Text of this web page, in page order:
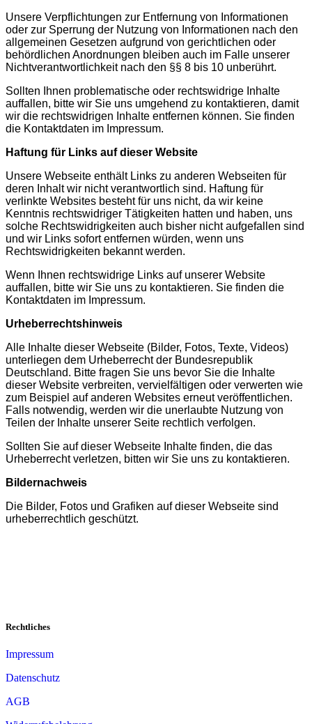
Unsere Verpflichtungen zur Entfernung von Informationen
oder zur Sperrung der Nutzung von Informationen nach den
allgemeinen Gesetzen aufgrund von gerichtlichen oder
behördlichen Anordnungen bleiben auch im Falle unserer
Nichtverantwortlichkeit nach den §§ 8 bis 10 unberührt.
Sollten Ihnen problematische oder rechtswidrige Inhalte
auffallen, bitte wir Sie uns umgehend zu kontaktieren, damit
wir die rechtswidrigen Inhalte entfernen können. Sie finden
die Kontaktdaten im Impressum.
Haftung für Links auf dieser Website
Unsere Webseite enthält Links zu anderen Webseiten für
deren Inhalt wir nicht verantwortlich sind. Haftung für
verlinkte Websites besteht für uns nicht, da wir keine
Kenntnis rechtswidriger Tätigkeiten hatten und haben, uns
solche Rechtswidrigkeiten auch bisher nicht aufgefallen sind
und wir Links sofort entfernen würden, wenn uns
Rechtswidrigkeiten bekannt werden.
Wenn Ihnen rechtswidrige Links auf unserer Website
auffallen, bitte wir Sie uns zu kontaktieren. Sie finden die
Kontaktdaten im Impressum.
Urheberrechtshinweis
Alle Inhalte dieser Webseite (Bilder, Fotos, Texte, Videos)
unterliegen dem Urheberrecht der Bundesrepublik
Deutschland. Bitte fragen Sie uns bevor Sie die Inhalte
dieser Website verbreiten, vervielfältigen oder verwerten wie
zum Beispiel auf anderen Websites erneut veröffentlichen.
Falls notwendig, werden wir die unerlaubte Nutzung von
Teilen der Inhalte unserer Seite rechtlich verfolgen.
Sollten Sie auf dieser Webseite Inhalte finden, die das
Urheberrecht verletzen, bitten wir Sie uns zu kontaktieren.
Bildernachweis
Die Bilder, Fotos und Grafiken auf dieser Webseite sind
urheberrechtlich geschützt.
Rechtliches
Impressum
Datenschutz
AGB